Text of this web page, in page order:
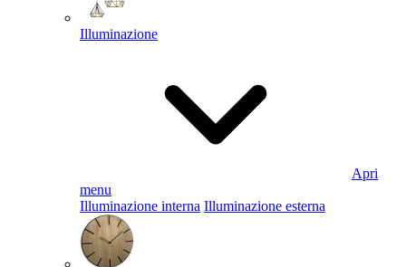
Illuminazione
Apri
menu
Illuminazione interna Illuminazione esterna